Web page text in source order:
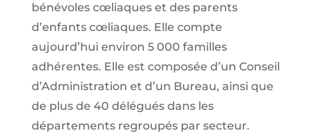
bénévoles cœliaques et des parents
d’enfants cœliaques. Elle compte
aujourd’hui environ 5 000 familles
adhérentes. Elle est composée d’un Conseil
d’Administration et d’un Bureau, ainsi que
de plus de 40 délégués dans les
départements regroupés par secteur.